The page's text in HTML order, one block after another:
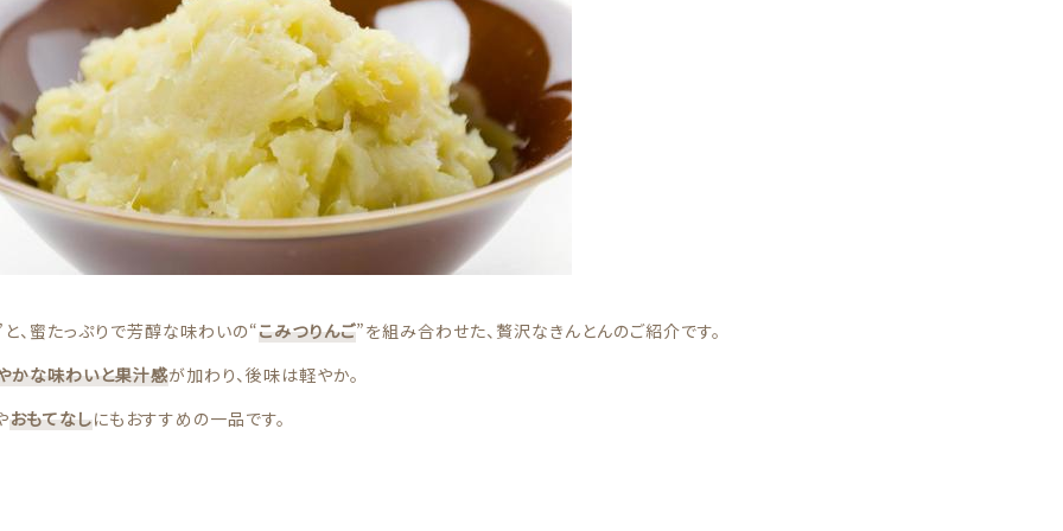
と、蜜たっぷりで芳醇な味わいの“こみつりんご”を組み合わせた、贅沢なきんとんのご紹介です。
かな味わいと果汁感が加わり、後味は軽やか。
おもてなしにもおすすめの一品です。
果物 訳あり商品
その他
在庫あり セール